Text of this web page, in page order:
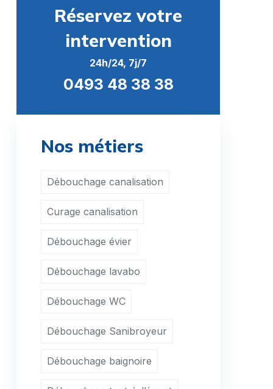
Débouchage Sanibroyeur Avennes
Débouchage Sanibroyeur Avin
Débouchage Sanibroyeur Berloz
Débouchage Sanibroyeur Bertrée
Débouchage Sanibroyeur Bettincourt
Débouchage Sanibroyeur Borlez
Débouchage Sanibroyeur Bovenistier
Débouchage Sanibroyeur Braives
Réservez votre
intervention
24h/24, 7j/7
0493 48 38 38
Nos métiers
Débouchage canalisation
Curage canalisation
Débouchage évier
Débouchage lavabo
Débouchage WC
Débouchage Sanibroyeur
Débouchage baignoire